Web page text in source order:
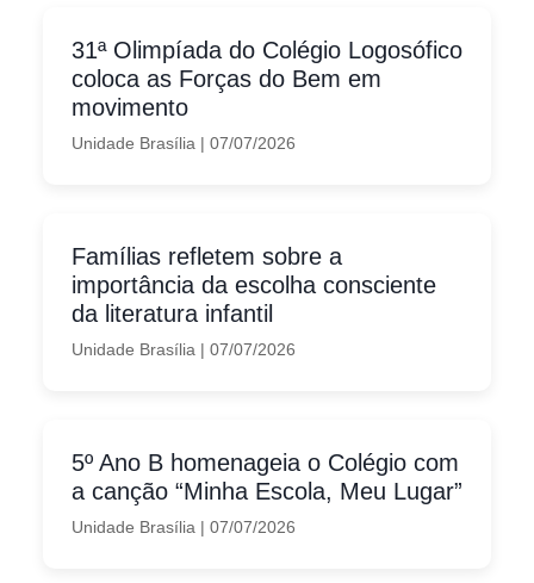
31ª Olimpíada do Colégio Logosófico
coloca as Forças do Bem em
movimento
Unidade Brasília | 07/07/2026
Famílias refletem sobre a
importância da escolha consciente
da literatura infantil
Unidade Brasília | 07/07/2026
5º Ano B homenageia o Colégio com
a canção “Minha Escola, Meu Lugar”
Unidade Brasília | 07/07/2026